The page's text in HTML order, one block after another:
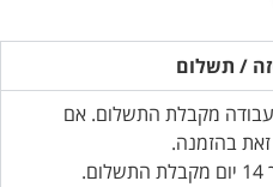
/ תשלום
תוך 1-4 ימי עבודה מקבלת התשלום. אם
בהזמנה.
הזמנות מיוחדות ישלחו תוך 14 יום מקבלת התשלום.